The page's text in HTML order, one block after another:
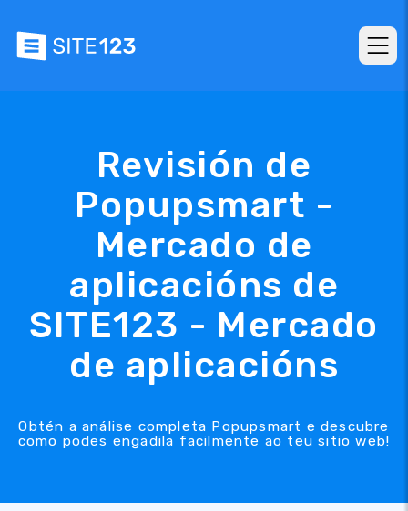
Revisión de
Popupsmart -
Mercado de
aplicacións de
SITE123 - Mercado
de aplicacións
Obtén a análise completa Popupsmart e descubre
como podes engadila facilmente ao teu sitio web!